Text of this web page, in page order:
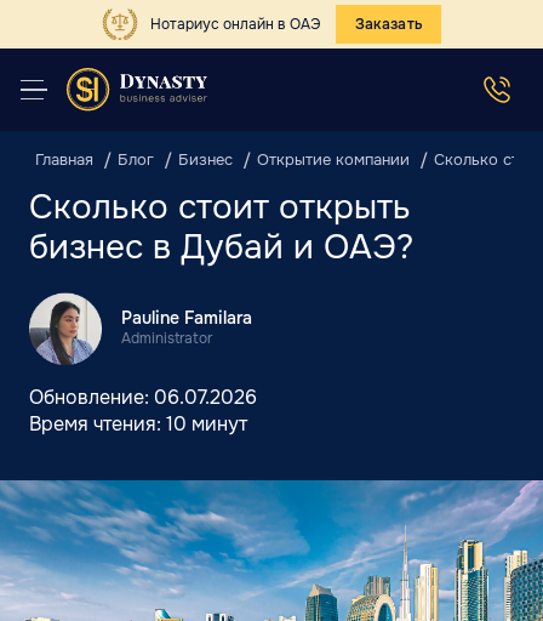
Нотариус онлайн в ОАЭ Заказать
Главная Блог Бизнес Открытие компании Сколько
Сколько стоит открыть
бизнес в Дубай и ОАЭ?
Pauline Familara
Administrator
Обновление: 06.07.2026
Время чтения: 10 минут